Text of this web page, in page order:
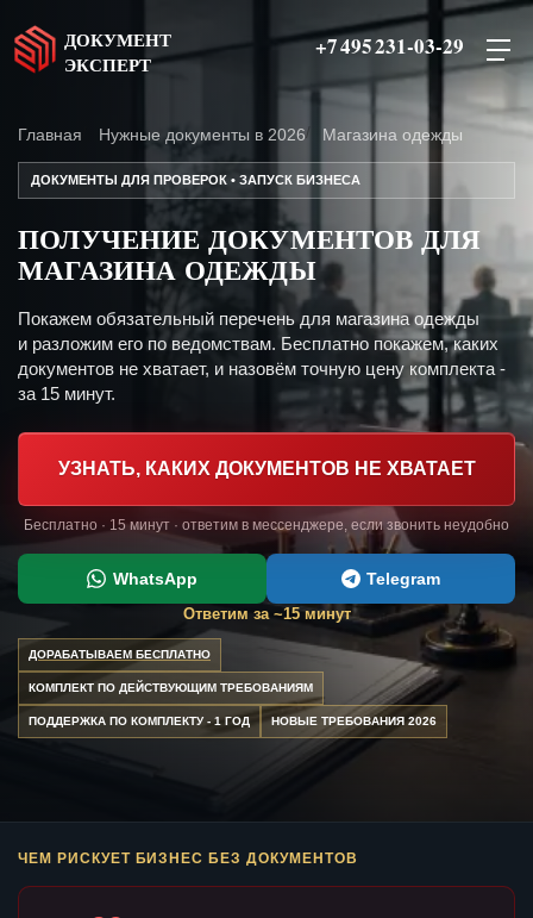
ДОКУМЕНТ
ЭКСПЕРТ
+7 495 231-03-29
Главная Нужные документы в 2026 Магазина одежды
ДОКУМЕНТЫ ДЛЯ ПРОВЕРОК • ЗАПУСК БИЗНЕСА
ПОЛУЧЕНИЕ ДОКУМЕНТОВ ДЛЯ
МАГАЗИНА ОДЕЖДЫ
Покажем обязательный перечень для магазина одежды
и разложим его по ведомствам. Бесплатно покажем, каких
документов не хватает, и назовём точную цену комплекта -
за 15 минут.
УЗНАТЬ, КАКИХ ДОКУМЕНТОВ НЕ ХВАТАЕТ
Бесплатно · 15 минут · ответим в мессенджере, если звонить неудобно
WhatsApp Telegram
Ответим за ~15 минут
ДОРАБАТЫВАЕМ БЕСПЛАТНО
КОМПЛЕКТ ПО ДЕЙСТВУЮЩИМ ТРЕБОВАНИЯМ
ПОДДЕРЖКА ПО КОМПЛЕКТУ - 1 ГОД НОВЫЕ ТРЕБОВАНИЯ 2026
ЧЕМ РИСКУЕТ БИЗНЕС БЕЗ ДОКУМЕНТОВ